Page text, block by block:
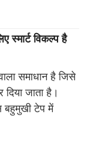
स्मार्ट विकल्प है
समाधान है जिसे
जाता है।
बहुमुखी टेप में